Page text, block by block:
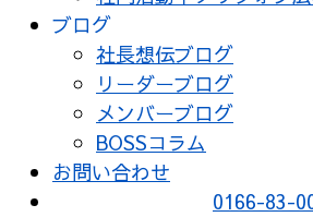
ブログ
社長想伝ブログ
リーダーブログ
メンバーブログ
BOSSコラム
お問い合わせ
0166-83-